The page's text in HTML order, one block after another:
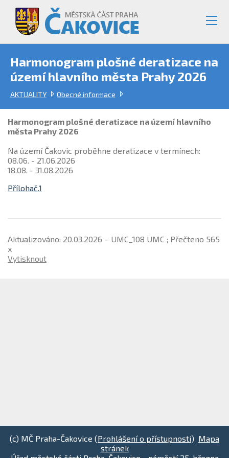
Harmonogram plošné deratizace na
území hlavního města Prahy 2026
AKTUALITY Obecné informace
Harmonogram plošné deratizace na území hlavního
města Prahy 2026
Na území Čakovic proběhne deratizace v termínech:
08.06. - 21.06.2026
18.08. - 31.08.2026
Přílohač.1
Aktualizováno: 20.03.2026 – UMC_108 UMC ; Přečteno 565
x
Vytisknout
(c) MČ Praha-Čakovice (Prohlášení o přístupnosti) Mapa
stránek